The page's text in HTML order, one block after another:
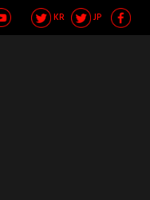
KR JP